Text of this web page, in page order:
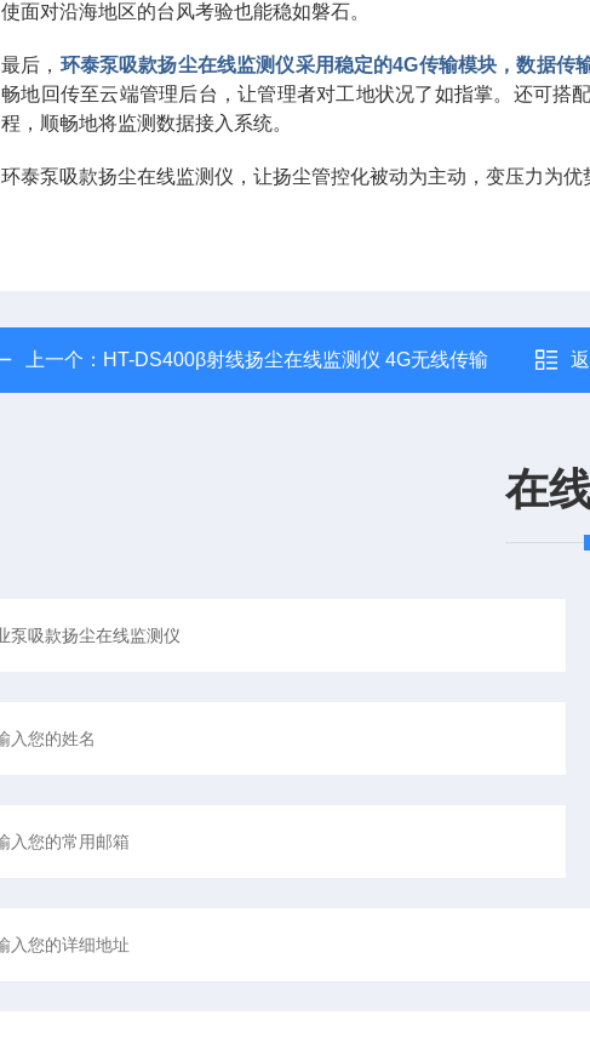
使面对沿海地区的台风考验也能稳如磐石。
最后， 环泰泵吸款扬尘在线监测仪采用稳定的4G传输模块，数据传
畅地回传至云端管理后台，让管理者对工地状况了如指掌。还可搭
程，顺畅地将监测数据接入系统。
环泰泵吸款扬尘在线监测仪，让扬尘管控化被动为主动，变压力为
上一个： HT-DS400β射线扬尘在线监测仪 4G无线传输
在